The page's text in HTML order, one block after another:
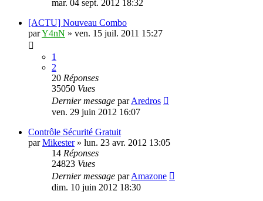
mar. 04 sept. 2012 18:32
[ACTU] Nouveau Combo
parY4nN » ven. 15 juil. 2011 15:27
1
2
20 Réponses
35050 Vues
Dernier message parAredros
ven. 29 juin 2012 16:07
Contrôle Sécurité Gratuit
parMikester» lun. 23 avr. 2012 13:05
14 Réponses
24823 Vues
Dernier message parAmazone
dim. 10 juin 2012 18:30